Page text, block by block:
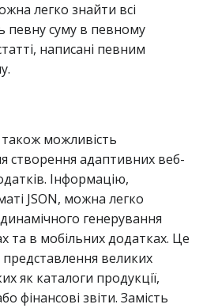
легко знайти всі
певну суму в певному
написані певним
можливість
створення адаптивних веб-
Інформацію,
JSON, можна легко
генерування
та в мобільних додатках. Це
великих
як каталоги продукції,
фінансові звіти. Замість